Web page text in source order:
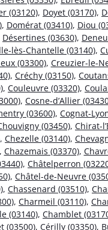
(03120), Doyet (03170),
, Domérat (03410), Diou
Désertines (03630),
lès-Chantelle (03140),
(03300), Creuzier-le-
, Créchy (03150),
, Couleuvre (03320),
, Cosne-d’Allier
(03600), Cognat-
(03450), Chirat-
, Chezelle (03140),
Chazemais (03370),
, Châtelperron
, Châtel-de-Neuvre
, Chassenard (03510),
, Charmeil (03110),
(03140), Chamblet
(03500), Cérilly (03350),